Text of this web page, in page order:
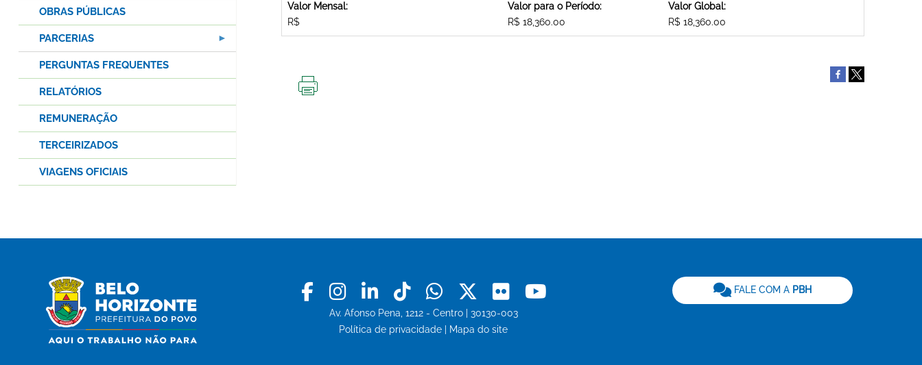
Valor Mensal:
R$
Valor para o Período:
R$ 18,360.00
Valor Global:
R$ 18,360.00
OBRAS PÚBLICAS
PARCERIAS
PERGUNTAS FREQUENTES
RELATÓRIOS
REMUNERAÇÃO
TERCEIRIZADOS
VIAGENS OFICIAIS
Facebook
Instagram
LinkedinTiktokWhatsapp
X Flickr
Av. Afonso Pena, 1212 - Centro | 30130-003
Política de privacidade
Mapa do site
FALE COM A PBH